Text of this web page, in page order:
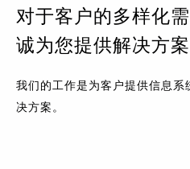
对于客户的多样化需
诚为您提供解决方案
我们的工作是为客户提供信息
决方案。